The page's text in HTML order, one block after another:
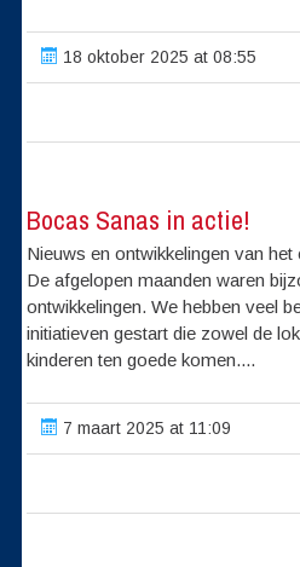
18 oktober 2025 at 08:55
Bocas Sanas in actie!
Nieuws en ontwikkelingen van
De afgelopen maanden waren
ontwikkelingen. We hebben veel
initiatieven gestart die zowel de
kinderen ten goede komen....
7 maart 2025 at 11:09